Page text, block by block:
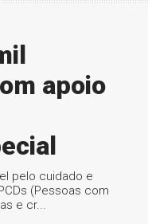
apoio
pelo cuidado e
(Pessoas com
e cr...